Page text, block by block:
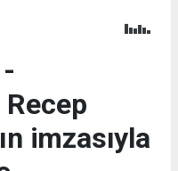
Recep
imzasıyla